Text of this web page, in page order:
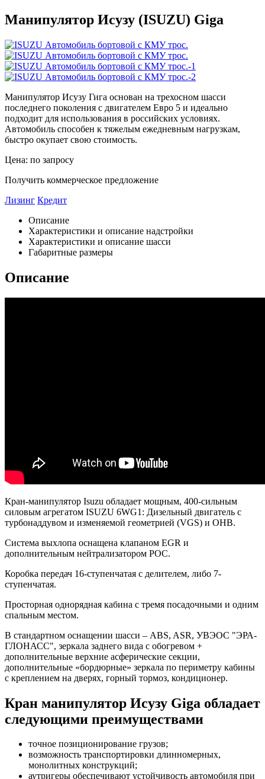
Манипулятор Исузу (ISUZU) Giga
Манипулятор Исузу Гига основан на трехосном шасси
последнего поколения с двигателем Евро 5 и идеально
подходит для использования в российских условиях.
Автомобиль способен к тяжелым ежедневным нагрузкам,
быстро окупает свою стоимость.
Цена: по запросу
Получить коммерческое предложение
Лизинг Кредит
Описание
Характеристики и описание надстройки
Характеристики и описание шасси
Габаритные размеры
Описание
Кран-манипулятор Isuzu обладает мощным, 400-сильным
силовым агрегатом ISUZU 6WG1: Дизельный двигатель с
турбонаддувом и изменяемой геометрией (VGS) и OHB.
Система выхлопа оснащена клапаном EGR и
дополнительным нейтрализатором POC.
Коробка передач 16-ступенчатая с делителем, либо 7-
ступенчатая.
Просторная однорядная кабина с тремя посадочными и одним
спальным местом.
В стандартном оснащении шасси – ABS, ASR, УВЭОС "ЭРА-
ГЛОНАСС", зеркала заднего вида с обогревом +
дополнительные верхние асферические секции,
дополнительные «бордюрные» зеркала по периметру кабины
с креплением на дверях, горный тормоз, кондиционер.
Кран манипулятор Исузу Giga обладает
следующими преимуществами
точное позиционирование грузов;
возможность транспортировки длинномерных,
монолитных конструкций;
аутригеры обеспечивают устойчивость автомобиля при